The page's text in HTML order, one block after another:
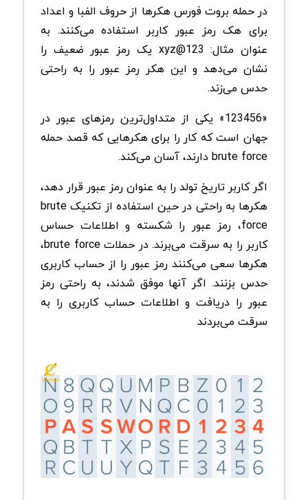
در حمله بروت فورس هکرها از حروف الفبا و اعداد
برای هک رمز عبور کاربر استفاده می‌کنند. به
عنوان مثال: xyz@123 یک رمز عبور ضعیف را
نشان می‌دهد و این هکر رمز عبور را به راحتی
حدس می‌زند.
«123456» یکی از متداول‌ترین رمزهای عبور در
جهان است که کار را برای هکرهایی که قصد حمله
brute force دارند، آسان می‌کند.
اگر کاربر تاریخ تولد را به عنوان رمز عبور قرار دهد،
هکرها به راحتی در حین استفاده از تکنیک brute
force، رمز عبور را شکسته و اطلاعات حساس
کاربر را به سرقت می‌برند. در حملات brute force،
هکرها سعی می‌کنند رمز عبور را از حساب کاربری
حدس بزنند. اگر آنها موفق شدند، به راحتی رمز
عبور را دریافت و اطلاعات حساب کاربری را به
سرقت می‌بردند